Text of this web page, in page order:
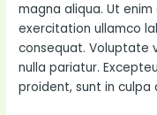
magna aliqua. Ut
exercitation ullamco
consequat. Voluptate
nulla pariatur.
proident, sunt in